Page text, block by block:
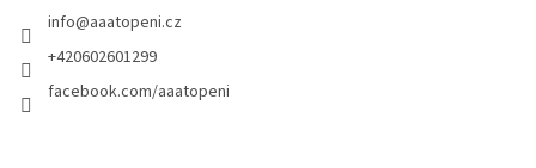
info@aaatopeni.cz
+420602601299
facebook.com/aaatopeni